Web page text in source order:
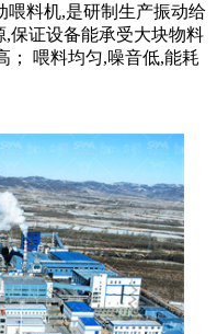
喂料机,是研制生产振动给
保证设备能承受大块物料
； 喂料均匀,噪音低,能耗